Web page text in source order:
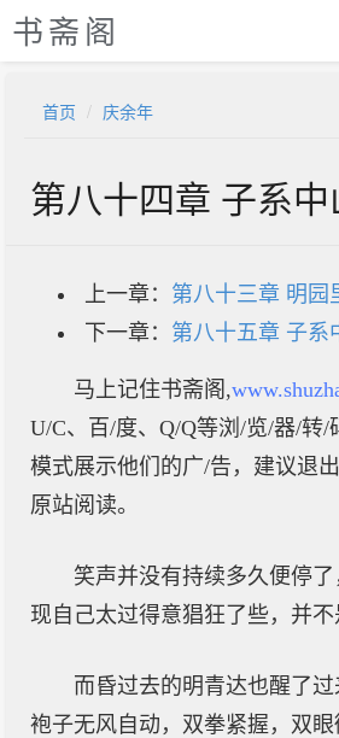
书斋阁
首页 庆余年
第八十四章 子系中
上一章： 第八十三章 明园
下一章： 第八十五章 子系
马上记住书斋阁,
U/C、百/度、Q/Q等浏/览/器/转/
模式展示他们的广/告，建议退
原站阅读。
笑声并没有持续多久便停
现自己太过得意猖狂了些，并不
而昏过去的明青达也醒了
袍子无风自动，双拳紧握，双